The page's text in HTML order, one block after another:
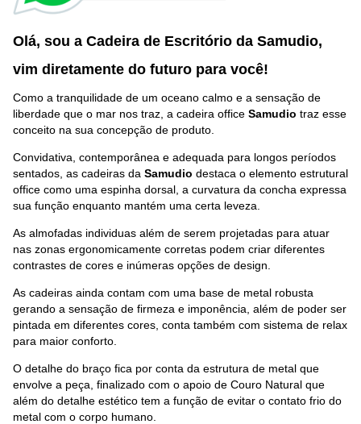
Olá, sou a Cadeira de Escritório da Samudio,
vim diretamente do futuro para você!
Como a tranquilidade de um oceano calmo e a sensação de
liberdade que o mar nos traz, a cadeira office Samudio traz esse
conceito na sua concepção de produto.
Convidativa, contemporânea e adequada para longos períodos
sentados, as cadeiras da Samudio destaca o elemento estrutural
office como uma espinha dorsal, a curvatura da concha expressa
sua função enquanto mantém uma certa leveza.
As almofadas individuas além de serem projetadas para atuar
nas zonas ergonomicamente corretas podem criar diferentes
contrastes de cores e inúmeras opções de design.
As cadeiras ainda contam com uma base de metal robusta
gerando a sensação de firmeza e imponência, além de poder ser
pintada em diferentes cores, conta também com sistema de relax
para maior conforto.
O detalhe do braço fica por conta da estrutura de metal que
envolve a peça, finalizado com o apoio de Couro Natural que
além do detalhe estético tem a função de evitar o contato frio do
metal com o corpo humano.